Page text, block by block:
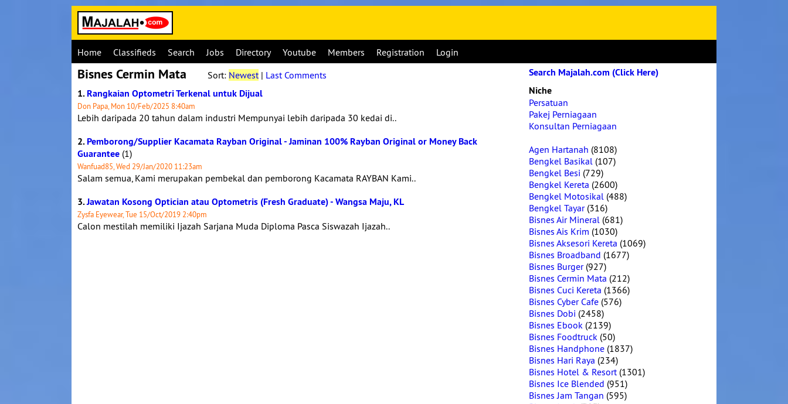
Home Classifieds Search Jobs Directory Youtube Members Registration Login
Bisnes Cermin Mata Sort: Newest| Last Comments
1.Rangkaian Optometri Terkenal untuk Dijual
Don Papa, Mon 10/Feb/2025 8:40am
Lebih daripada 20 tahun dalam industri Mempunyai lebih daripada 30 kedai di..
2.Pemborong/Supplier Kacamata Rayban Original - Jaminan 100% Rayban Original or Money Back
Guarantee (1)
Wanfuad85, Wed 29/Jan/2020 11:23am
Salam semua, Kami merupakan pembekal dan pemborong Kacamata RAYBAN Kami..
3.Jawatan Kosong Optician atau Optometris (Fresh Graduate) - Wangsa Maju, KL
Zysfa Eyewear, Tue 15/Oct/2019 2:40pm
Calon mestilah memiliki Ijazah Sarjana Muda Diploma Pasca Siswazah Ijazah..
Search Majalah.com (Click Here)
Niche
Persatuan
Pakej Perniagaan
Konsultan Perniagaan
Agen Hartanah (8108)
Bengkel Basikal (107)
Bengkel Besi (729)
Bengkel Kereta (2600)
Bengkel Motosikal (488)
Bengkel Tayar(316)
Bisnes Air Mineral (681)
Bisnes Ais Krim (1030)
Bisnes Aksesori Kereta (1069)
Bisnes Broadband (1677)
Bisnes Burger(927)
Bisnes Cermin Mata (212)
Bisnes Cuci Kereta (1366)
Bisnes Cyber Cafe (576)
Bisnes Dobi (2458)
Bisnes Ebook (2139)
Bisnes Foodtruck (50)
Bisnes Handphone (1837)
Bisnes Hari Raya (234)
Bisnes Hotel & Resort(1301)
Bisnes Ice Blended (951)
Bisnes Jam Tangan (595)